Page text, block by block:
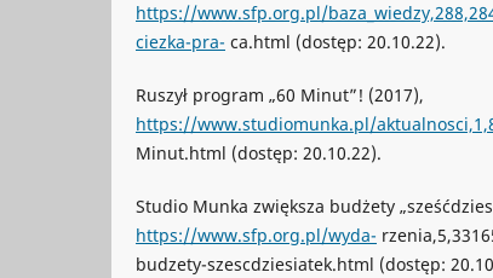
https://www.sfp.org.pl/
ciezka-pra- ca.html (dostęp: 20.10.22).
Ruszył program „60 Minut”! (2017),
https://www.studiomunka.pl/
Minut.html (dostęp: 20.10.22).
Studio Munka zwiększa budżety
https://www.sfp.org.pl/wyda-
budzety-szescdziesiatek.html (dostęp: